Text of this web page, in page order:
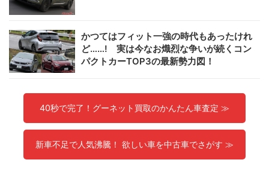
かつてはフィット一強の時代もあったけれ
ど……! 実は今なお熾烈な争いが続くコン
パクトカーTOP3の最新勢力図！
40秒で完了！グーネット買取のかんたん車査定 ≫
新車不足で人気沸騰！ 欲しい車を中古車でさがす ≫